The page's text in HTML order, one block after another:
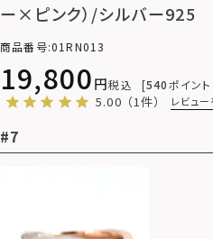
ー×ピンク）/シルバー925
商品番号 01RN013
19,800 税込 540ポイン
5.00 （1件） レビュー
#7